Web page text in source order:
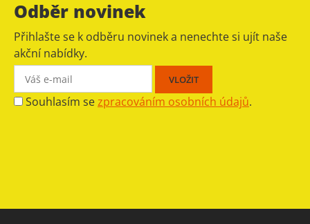
Odběr novinek
Přihlašte se k odběru novinek a nenechte si ujít naše
akční nabídky.
Souhlasím sezpracováním osobních údajů.